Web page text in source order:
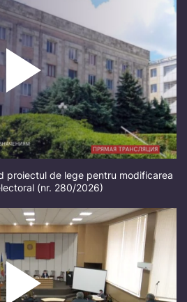
proiectul de lege pentru modificarea
(nr. 280/2026)